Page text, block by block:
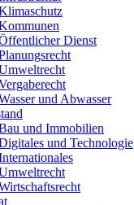
Dienst
und Abwasser
und Immobilien
und Technologie